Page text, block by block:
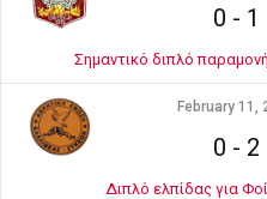
0 - 1
Σημαντικό διπλό
February 11,
0 - 2
Διπλό ελπίδας για